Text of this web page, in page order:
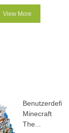
View More
Minecraft
The...